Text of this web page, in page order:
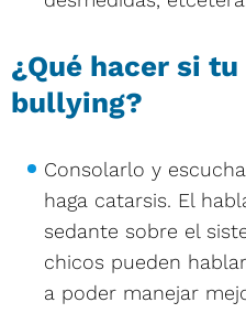
¿Qué hacer si
bullying?
Consolarlo y
haga catarsis. El
sedante sobre el
chicos pueden
a poder manejar